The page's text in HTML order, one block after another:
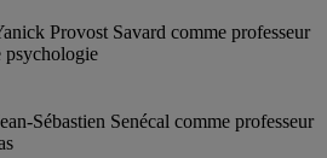
Provost Savard comme professeur
psychologie
Sébastien Senécal comme professeur